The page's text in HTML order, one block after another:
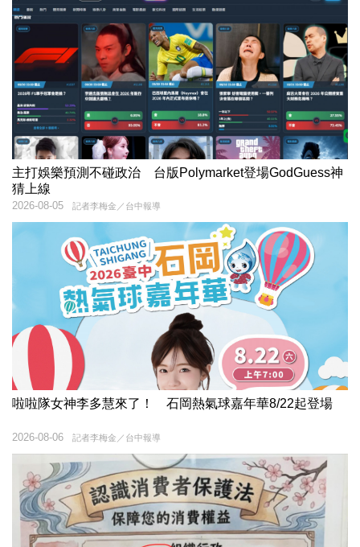
主打娛樂預測不碰政治 台版Polymarket登場GodGuess神
猜上線
記者李梅金／台中報導
2026-08-05
啦啦隊女神李多慧來了！ 石岡熱氣球嘉年華8/22起登場
記者李梅金／台中報導
2026-08-06